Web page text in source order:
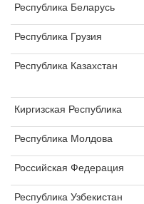
Республика Беларусь
Республика Грузия
Республика Казахстан
Киргизская Республика
Республика Молдова
Российская Федерация
Республика Узбекистан